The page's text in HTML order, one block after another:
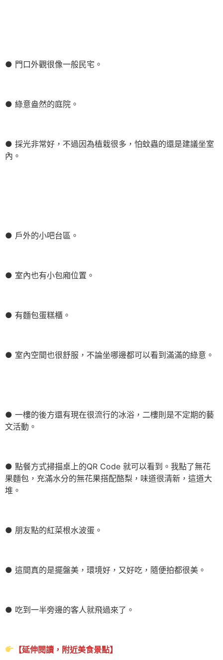
● 門口外觀很像一般民宅。
● 綠意盎然的庭院。
● 採光非常好，不過因為植栽很多，怕蚊蟲的還是建議坐室
內。
● 戶外的小吧台區。
● 室內也有小包廂位置。
● 有麵包蛋糕櫃。
● 室內空間也很舒服，不論坐哪邊都可以看到滿滿的綠意。
● 一樓的後方還有現在很流行的冰浴，二樓則是不定期的藝
文活動。
● 點餐方式掃描桌上的QR Code 就可以看到。我點了無花
果麵包，充滿水分的無花果搭配酪梨，味道很清新，這道大
堆。
● 朋友點的紅菜根水波蛋。
● 這間真的是擺盤美，環境好，又好吃，隨便拍都很美。
● 吃到一半旁邊的客人就飛過來了。
【延伸閱讀，附近美食景點】